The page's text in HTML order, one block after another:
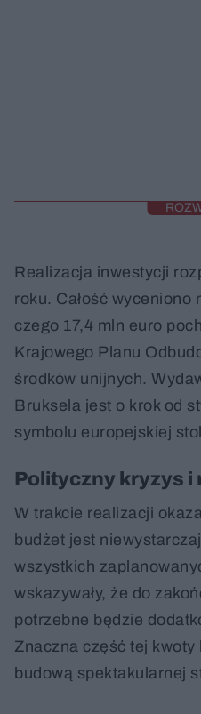
Realizacja inwestycji
roku. Całość wyceniono
czego 17,4 mln euro
Krajowego Planu
środków unijnych.
Bruksela jest o krok od
symbolu europejskiej
Polityczny kryzys i
W trakcie realizacji
budżet jest
wszystkich
wskazywały, że do
potrzebne będzie
Znaczna część tej kwoty
budową spektakularnej